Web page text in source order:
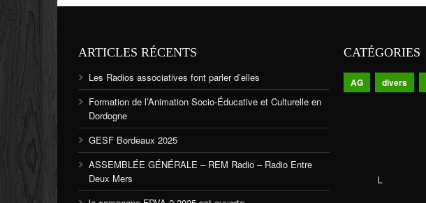
ARTICLES RÉCENTS
Les Radios associatives font parler d’elles
Formation de l’Animation Socio-Éducative et Culturelle en
Dordogne
GESF Bordeaux 2025
ASSEMBLÉE GÉNÉRALE – REM Radio – Radio Entre
Deux Mers
CATÉGORIES
AG divers
L